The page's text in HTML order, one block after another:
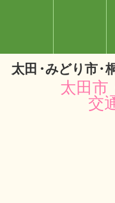
太田・みどり市・
太田市
交